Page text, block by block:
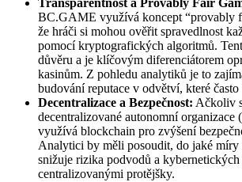
Transparentnost a Provably Fair
BC.GAME využívá koncept “provably
že hráči si mohou ověřit spravedlnost
pomocí kryptografických algoritmů.
důvěru a je klíčovým diferenciátorem
kasinům. Z pohledu analytiků je to
budování reputace v odvětví, které
Decentralizace a Bezpečnost: Ačkoliv
decentralizované autonomní
využívá blockchain pro zvýšení
Analytici by měli posoudit, do jaké míry
snižuje rizika podvodů a
centralizovanými protějšky.